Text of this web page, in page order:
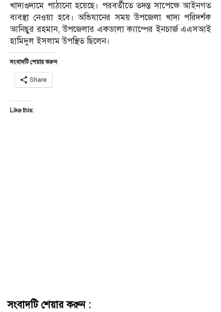
খাদ্যগুদামে পাঠানো হয়েছে। পরবর্তীতে তদন্ত সাপেক্ষে আইনগত
ব্যবস্থা নেওয়া হবে। অভিযানের সময় উপজেলা খাদ্য পরিদর্শক
আনিছুর রহমান, উপজেলার একডালা ক্যাম্পের ইনচার্জ এএসআই
হামিদুল ইসলাম উপস্থিত ছিলেন।
সংবাদটি শেয়ার করুন
Share
Like this:
সংবাদটি শেয়ার করুন :